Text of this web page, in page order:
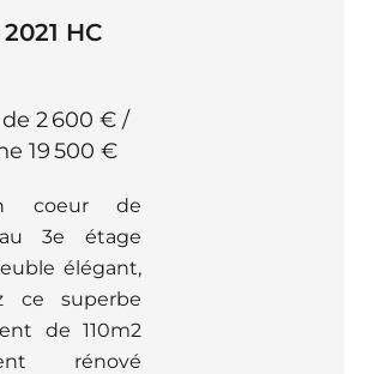
HC
2 600 € /
19 500 €
coeur de
3e étage
élégant,
ce superbe
de 110m2
rénové